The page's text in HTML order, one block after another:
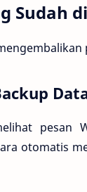
Sudah
pesan
otomatis